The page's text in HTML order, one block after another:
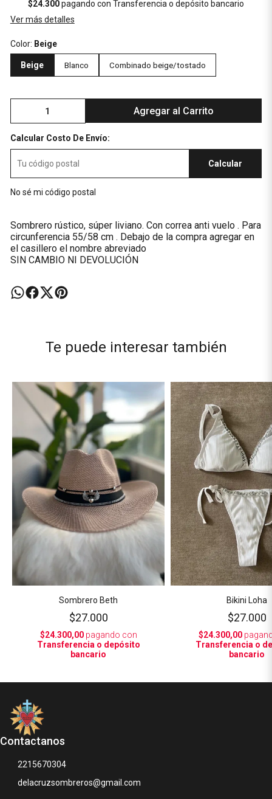
$24.300pagando con Transferencia o depósito bancario
Ver más detalles
Color: Beige
Beige Blanco Combinado beige/tostado
Agregar al Carrito
Calcular Costo De Envío:
Calcular
No sé mi código postal
Sombrero rústico, súper liviano. Con correa anti vuelo . Para
circunferencia 55/58 cm . Debajo de la compra agregar en
el casillero el nombre abreviado
SIN CAMBIO NI DEVOLUCIÓN
Te puede interesar también
Sombrero Beth
$27.000
$24.300,00pagando con
Transferencia o depósito
bancario
Bikini Loha
$27.000
$24.300,00
Transferencia o
bancario
Contactanos
2215670304
delacruzsombreros@gmail.com